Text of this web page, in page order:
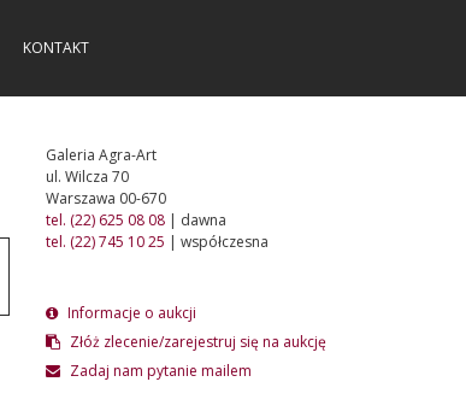
KONTAKT
Galeria Agra-Art
ul. Wilcza 70
Warszawa 00-670
tel. (22) 625 08 08| dawna
tel. (22) 745 10 25 | współczesna
Informacje o aukcji
Złóż zlecenie/zarejestruj się na aukcję
Zadaj nam pytanie mailem